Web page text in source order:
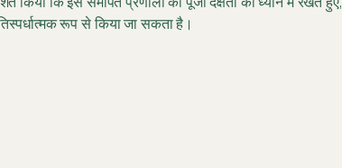
रूप से किया जा सकता है।